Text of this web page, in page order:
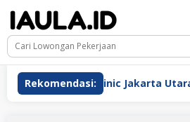
konten
Rekomendasi:
Clinic Jakarta Utara